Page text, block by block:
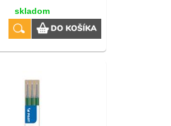
skladom